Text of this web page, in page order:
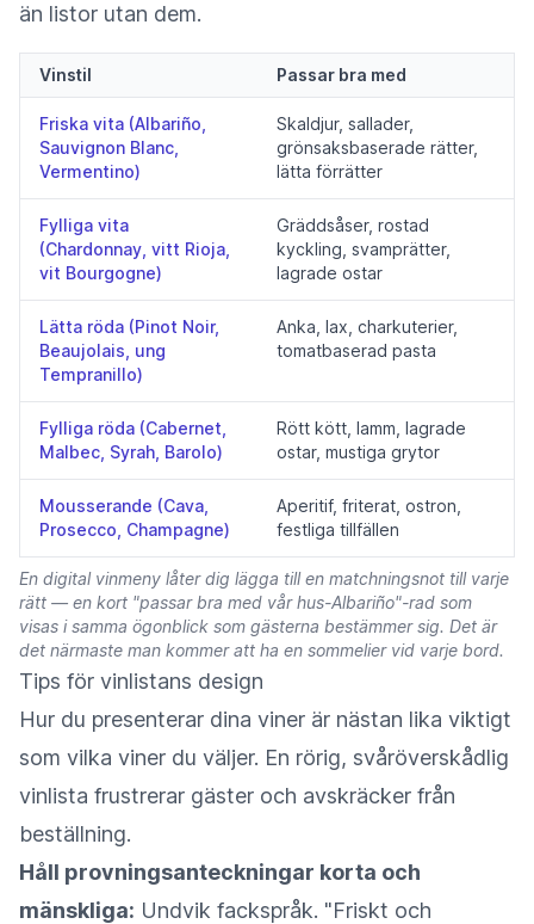
än listor utan dem.
Vinstil Passar bra med
Friska vita (Albariño,
Sauvignon Blanc,
Vermentino)
Skaldjur, sallader,
grönsaksbaserade rätter,
lätta förrätter
Fylliga vita
(Chardonnay, vitt Rioja,
vit Bourgogne)
Gräddsåser, rostad
kyckling, svamprätter,
lagrade ostar
Lätta röda (Pinot Noir,
Beaujolais, ung
Tempranillo)
Anka, lax, charkuterier,
tomatbaserad pasta
Fylliga röda (Cabernet,
Malbec, Syrah, Barolo)
Rött kött, lamm, lagrade
ostar, mustiga grytor
Mousserande (Cava,
Prosecco, Champagne)
Aperitif, friterat, ostron,
festliga tillfällen
En digital vinmeny låter dig lägga till en matchningsnot till varje
rätt — en kort "passar bra med vår hus-Albariño"-rad som
visas i samma ögonblick som gästerna bestämmer sig. Det är
det närmaste man kommer att ha en sommelier vid varje bord.
Tips för vinlistans design
Hur du presenterar dina viner är nästan lika viktigt
som vilka viner du väljer. En rörig, svåröverskådlig
vinlista frustrerar gäster och avskräcker från
beställning.
Håll provningsanteckningar korta och
mänskliga: Undvik fackspråk. "Friskt och